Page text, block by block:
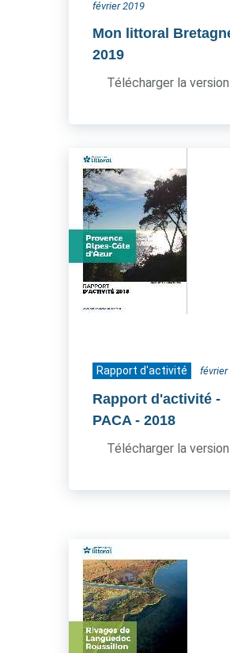
février 2019
Mon littoral
2019
Télécharger la
Rapport d'activité février
Rapport d'activité -
PACA - 2018
Télécharger la